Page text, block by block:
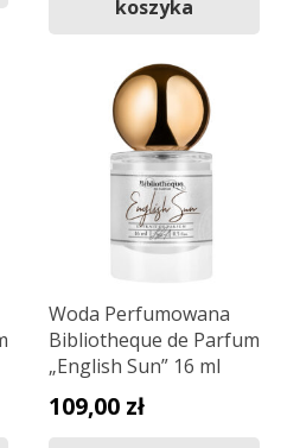
koszyka
Woda Perfumowana
Bibliotheque de Parfum
„English Sun” 16 ml
109,00 zł